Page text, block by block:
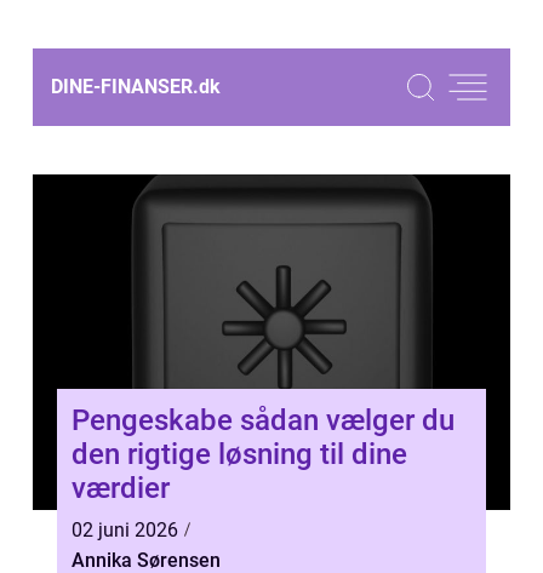
DINE-FINANSER.dk
Pengeskabe sådan vælger du
den rigtige løsning til dine
værdier
02 juni 2026
Annika Sørensen